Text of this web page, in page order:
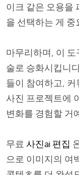
이크 같은 오용을
을 선택하는 게 중
마무리하며, 이
술로 승화시킵니
들이 참여하고,
사진 프로젝트에
변화를 경험할 거
무료 사진ai 편집
으로 이미지의 여